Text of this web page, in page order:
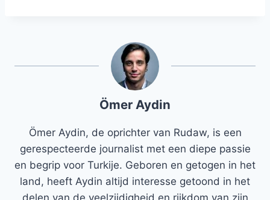
Ömer Aydin
Ömer Aydin, de oprichter van Rudaw, is een
gerespecteerde journalist met een diepe passie
en begrip voor Turkije. Geboren en getogen in het
land, heeft Aydin altijd interesse getoond in het